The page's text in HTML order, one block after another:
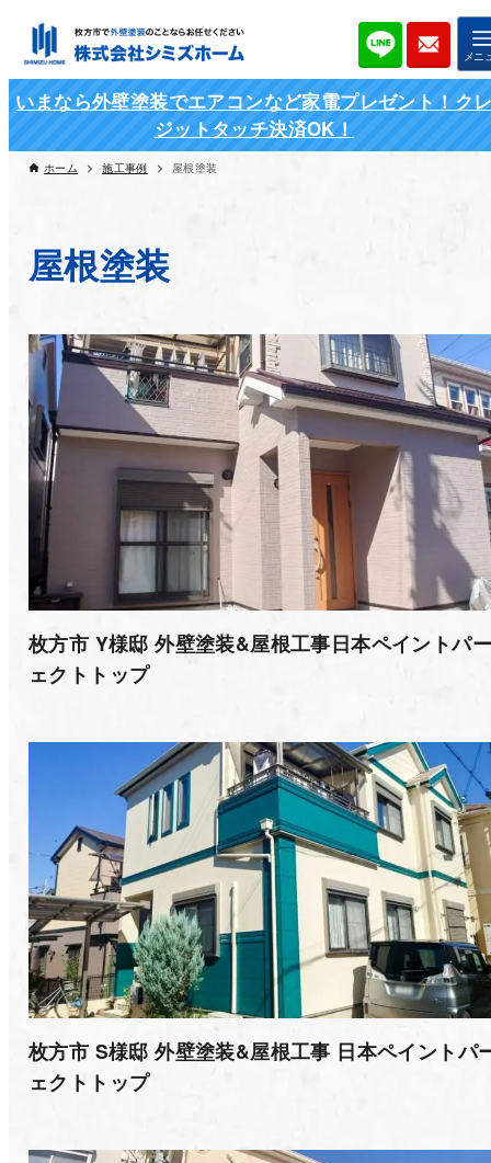
いまなら外壁塗装でエアコンなど家電プレゼント！ク
ジットタッチ決済OK！
ホーム 施工事例 屋根塗装
屋根塗装
枚方市 Y様邸 外壁塗装&屋根工事日本ペイントパ
ェクトトップ
枚方市 S様邸 外壁塗装&屋根工事 日本ペイントパ
ェクトトップ